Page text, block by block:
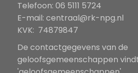
Telefoon: 06 5111 5724
E-mail: centraal@rk-npg.nl
KVK: 74879847
De contactgegevens van de
geloofsgemeenschappen